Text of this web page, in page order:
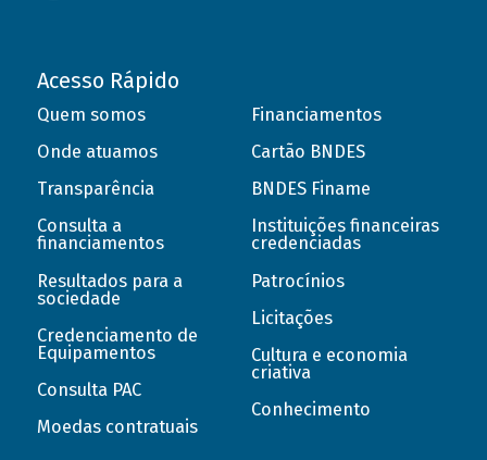
Acesso Rápido
Quem somos
Onde atuamos
Transparência
Consulta a
financiamentos
Resultados para a
sociedade
Credenciamento de
Equipamentos
Consulta PAC
Moedas contratuais
Financiamentos
Cartão BNDES
BNDES Finame
Instituições financeiras
credenciadas
Patrocínios
Licitações
Cultura e economia
criativa
Conhecimento